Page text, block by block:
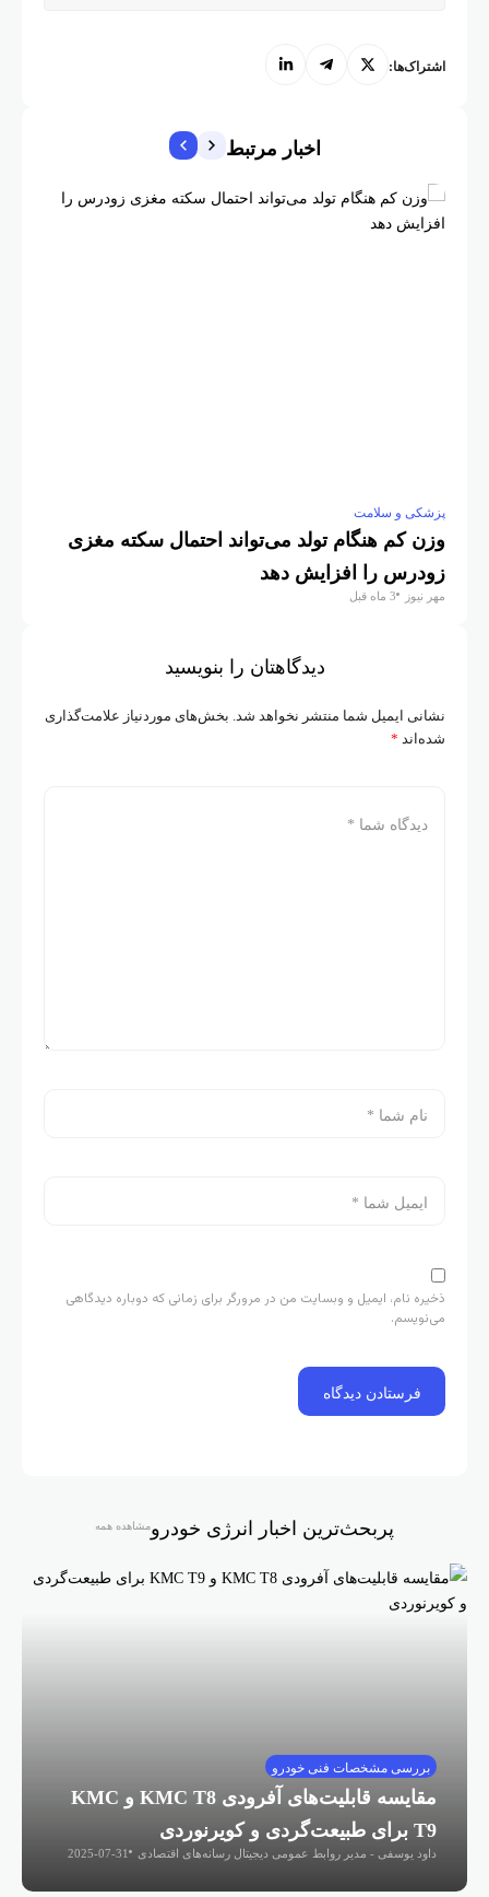
اشتراک‌ها:
اخبار مرتبط
پزشکی و سلامت
وزن کم هنگام تولد می‌تواند احتمال سکته مغزی
زودرس را افزایش دهد
مهر نیوز 3 ماه قبل
دیدگاهتان را بنویسید
نشانی ایمیل شما منتشر نخواهد شد. بخش‌های موردنیاز علامت‌گذاری
شده‌اند *
ذخیره نام، ایمیل و وبسایت من در مرورگر برای زمانی که دوباره دیدگاهی
می‌نویسم.
پربحث‌ترین اخبار انرژی خودرو مشاهده همه
بررسی مشخصات فنی خودرو
مقایسه قابلیت‌های آفرودی KMC T8 و KMC
داود یوسفی - مدیر روابط عمومی دیجیتال رسانه‌های اقتصادی 2025-07-31